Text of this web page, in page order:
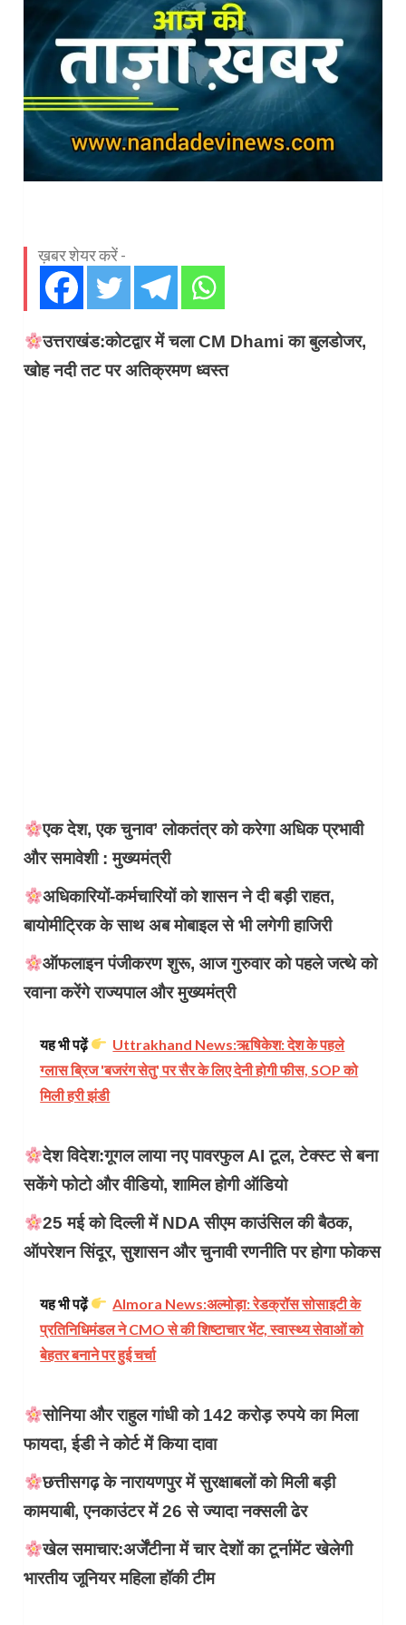
ख़बर शेयर करें -
उत्तराखंड:कोटद्वार में चला CM Dhami का बुलडोजर,
खोह नदी तट पर अतिक्रमण ध्वस्त
एक देश, एक चुनाव’ लोकतंत्र को करेगा अधिक प्रभावी
और समावेशी : मुख्यमंत्री
अधिकारियों-कर्मचारियों को शासन ने दी बड़ी राहत,
बायोमीट्रिक के साथ अब मोबाइल से भी लगेगी हाजिरी
ऑफलाइन पंजीकरण शुरू, आज गुरुवार को पहले जत्थे को
रवाना करेंगे राज्यपाल और मुख्यमंत्री
यह भी पढ़ें
Uttrakhand News:​ऋषिकेश: देश के पहले
ग्लास ब्रिज 'बजरंग सेतु' पर सैर के लिए देनी होगी फीस, SOP को
मिली हरी झंडी
देश विदेश:गूगल लाया नए पावरफुल AI टूल, टेक्स्ट से बना
सकेंगे फोटो और वीडियो, शामिल होगी ऑडियो
25 मई को दिल्ली में NDA सीएम काउंसिल की बैठक,
ऑपरेशन सिंदूर, सुशासन और चुनावी रणनीति पर होगा फोकस
यह भी पढ़ें
Almora News:अल्मोड़ा: रेडक्रॉस सोसाइटी के
प्रतिनिधिमंडल ने CMO से की शिष्टाचार भेंट, स्वास्थ्य सेवाओं को
बेहतर बनाने पर हुई चर्चा
सोनिया और राहुल गांधी को 142 करोड़ रुपये का मिला
फायदा, ईडी ने कोर्ट में किया दावा
छत्तीसगढ़ के नारायणपुर में सुरक्षाबलों को मिली बड़ी
कामयाबी, एनकाउंटर में 26 से ज्यादा नक्सली ढेर
खेल समाचार:अर्जेंटीना में चार देशों का टूर्नामेंट खेलेगी
भारतीय जूनियर महिला हॉकी टीम